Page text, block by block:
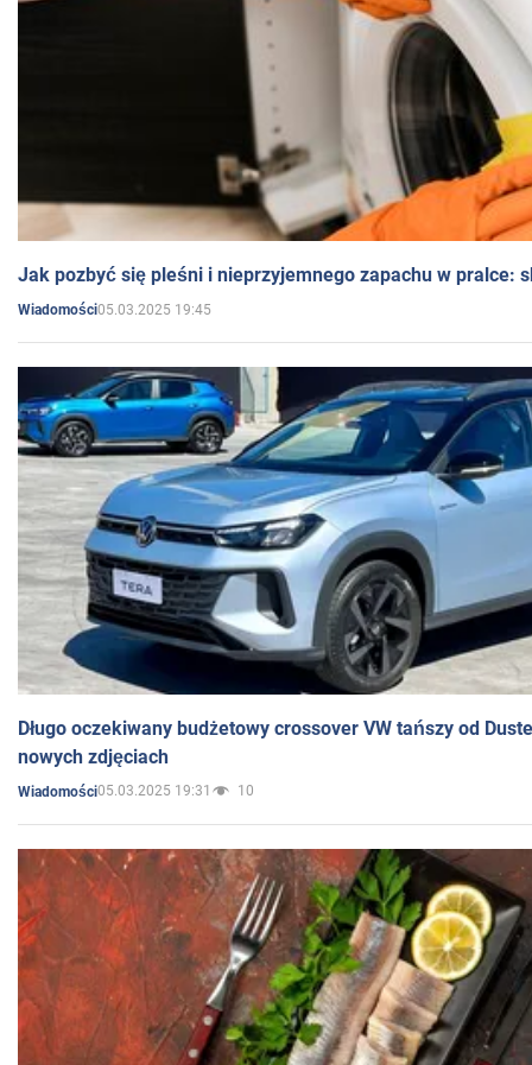
Jak pozbyć się pleśni i nieprzyjemnego zapachu w pralce:
Wiadomości05.03.2025 19:45
Długo oczekiwany budżetowy crossover VW tańszy od
nowych zdjęciach
Wiadomości05.03.2025 19:31 10